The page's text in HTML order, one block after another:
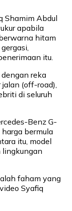
Shamim Abdul
apabila
hitam
itu.
reka
(off-road),
di seluruh
Benz G-
bermula
itu, model
lingkungan
faham yang
Syafiq